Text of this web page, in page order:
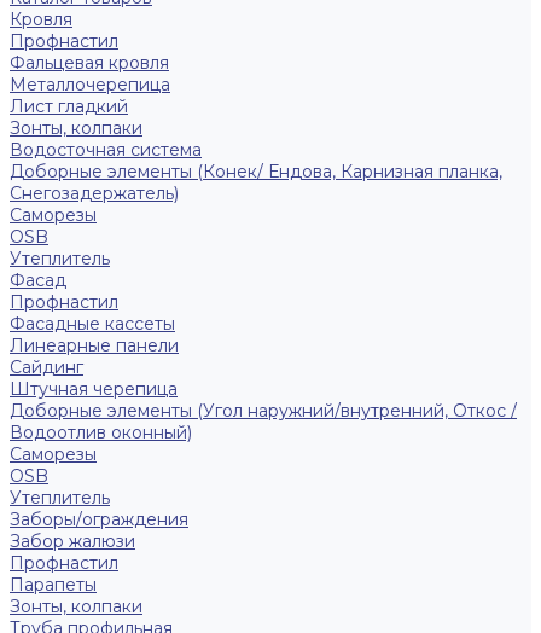
Кровля
Профнастил
Фальцевая кровля
Металлочерепица
Лист гладкий
Зонты, колпаки
Водосточная система
Доборные элементы (Конек/ Ендова, Карнизная планка,
Снегозадержатель)
Саморезы
ОSB
Утеплитель
Фасад
Профнастил
Фасадные кассеты
Линеарные панели
Сайдинг
Штучная черепица
Доборные элементы (Угол наружний/внутренний, Откос /
Водоотлив оконный)
Саморезы
OSB
Утеплитель
Заборы/ограждения
Забор жалюзи
Профнастил
Парапеты
Зонты, колпаки
Труба профильная